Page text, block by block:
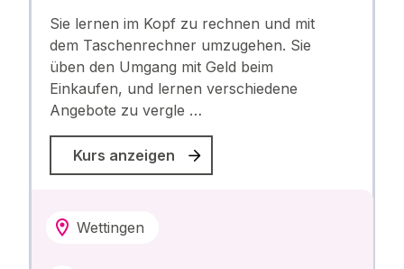
Sie lernen im Kopf zu rechnen und mit
dem Taschenrechner umzugehen. Sie
üben den Umgang mit Geld beim
Einkaufen, und lernen verschiedene
Angebote zu vergle …
Kurs anzeigen
Wettingen